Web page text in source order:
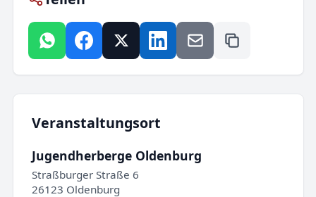
Veranstaltungsort
Jugendherberge Oldenburg
Straßburger Straße 6
26123 Oldenburg